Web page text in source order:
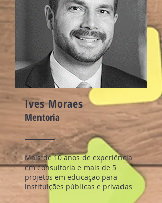
Ives Moraes
Mentoria
Mais de 10 anos de experiência
em consultoria e mais de 5
projetos em educação para
instituições públicas e privadas